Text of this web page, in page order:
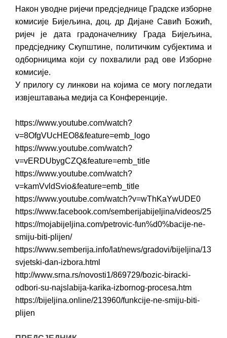
Након уводне ријечи предсједнице Градске изборне
комисије Бијељина, доц. др Дијане Савић Божић,
ријеч је дата градоначелнику Града Бијељина,
предсједнику Скупштине, политичким субјектима и
одборницима који су похвалили рад ове Изборне
комисије.
У прилогу су линкови на којима се могу погледати
извјештавања медија са Kонференције.
https://www.youtube.com/watch?
v=8OfgVUcHEO8&feature=emb_logo
https://www.youtube.com/watch?
v=vERDUbygCZQ&feature=emb_title
https://www.youtube.com/watch?
v=kamVvldSvio&feature=emb_title
https://www.youtube.com/watch?v=wThKaYwUDE0
https://www.facebook.com/semberijabijeljina/videos/
https://mojabijeljina.com/petrovic-fun%d0%bacije-ne-
smiju-biti-plijen/
https://www.semberija.info/lat/news/gradovi/bijeljina/
svjetski-dan-izbora.html
http://www.srna.rs/novosti1/869729/bozic-biracki-
odbori-su-najslabija-karika-izbornog-procesa.htm
https://bijeljina.online/213960/funkcije-ne-smiju-biti-
plijen